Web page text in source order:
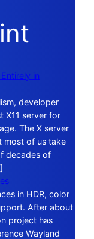
in
developer
X11 server for
The X server
most of us take
decades of
in HDR, color
After about
project has
Wayland